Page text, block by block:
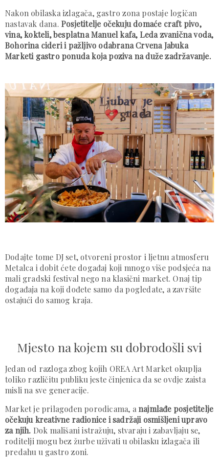
Nakon obilaska izlagača, gastro zona postaje logičan
nastavak dana. Posjetitelje očekuju domaće craft pivo,
vina, kokteli, besplatna Manuel kafa, Leda zvanična voda,
Bohorina cideri i pažljivo odabrana Crvena Jabuka
Marketi gastro ponuda koja poziva na duže zadržavanje.
Dodajte tome DJ set, otvoreni prostor i ljetnu atmosferu
Metalca i dobit ćete događaj koji mnogo više podsjeća na
mali gradski festival nego na klasični market. Onaj tip
događaja na koji dođete samo da pogledate, a završite
ostajući do samog kraja.
Mjesto na kojem su dobrodošli svi
Jedan od razloga zbog kojih OREA Art Market okuplja
toliko različitu publiku jeste činjenica da se ovdje zaista
misli na sve generacije.
Market je prilagođen porodicama, anajmlađe posjetitelje
očekuju kreativne radionice i sadržaji osmišljeni upravo
za njih. Dok mališani istražuju, stvaraju i zabavljaju se,
roditelji mogu bez žurbe uživati u obilasku izlagača ili
predahu u gastro zoni.